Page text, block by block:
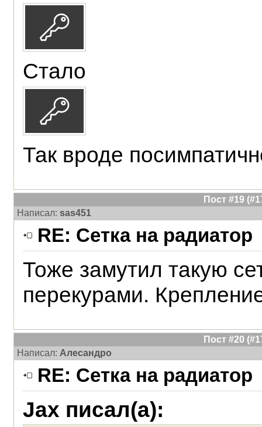
Стало
Так вроде
Пост #19
Написал: sas451
RE: Сетка на радиатор
Тоже замутил такую
перекурами.
Пост #20
Написал: Алесандро
RE: Сетка на радиатор
Jax писал(а):